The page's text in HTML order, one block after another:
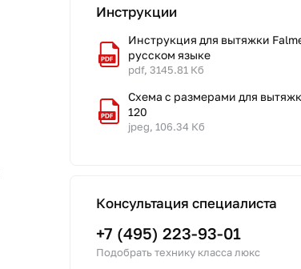
Инструкции
Инструкция для вытяжки
русском языке
pdf, 3145.81 Кб
Схема с размерами для
120
jpeg, 106.34 Кб
Консультация специалиста
+7 (495) 223-93-01
Подобрать технику класса люкс